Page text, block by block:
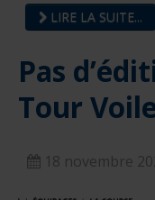
LIRE LA SUITE...
Pas
Tour
18 novembre